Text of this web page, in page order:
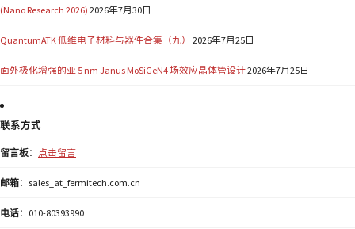
(Nano Research 2026) 2026年7月30日
QuantumATK 低维电子材料与器件合集（九） 2026年7月25日
面外极化增强的亚 5 nm Janus MoSiGeN4 场效应晶体管设计2026年7月25日
联系方式
留言板： 点击留言
邮箱：sales_at_fermitech.com.cn
电话：010-80393990